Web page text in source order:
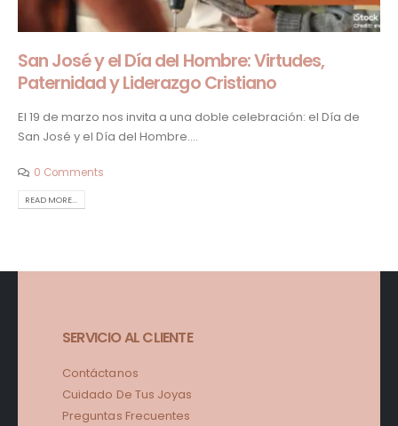
San José y el Día del Hombre: Virtudes,
Paternidad y Liderazgo Cristiano
El 19 de marzo nos invita a una doble celebración: el Día de
San José y el Día del Hombre....
0 Comments
READ MORE...
SERVICIO AL CLIENTE
Contáctanos
Cuidado De Tus Joyas
Preguntas Frecuentes